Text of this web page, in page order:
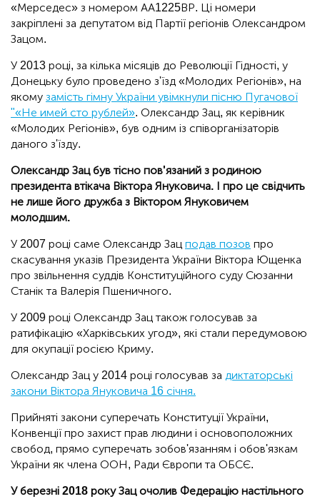
«Мерседес» з номером АА1225ВР. Ці номери
закріплені за депутатом від Партії регіонів Олександром
Зацом.
У 2013 році, за кілька місяців до Революції Гідності, у
Донецьку було проведено з'їзд «Молодих Регіонів», на
якому замість гімну України увімкнули пісню Пугачової
"«Не имей сто рублей». Олександр Зац, як керівник
«Молодих Регіонів», був одним із співорганізаторів
даного з'їзду.
Олександр Зац був тісно пов'язаний з родиною
президента втікача Віктора Януковича. І про це свідчить
не лише його дружба з Віктором Януковичем
молодшим.
У 2007 році саме Олександр Зац подав позов про
скасування указів Президента України Віктора Ющенка
про звільнення суддів Конституційного суду Сюзанни
Станік та Валерія Пшеничного.
У 2009 році Олександр Зац також голосував за
ратифікацію «Харківських угод», які стали передумовою
для окупації росією Криму.
Олександр Зац у 2014 році голосував за диктаторські
закони Віктора Януковича 16 січня.
Прийняті закони суперечать Конституції України,
Конвенції про захист прав людини і основоположних
свобод, прямо суперечать зобов'язанням і обов'язкам
України як члена ООН, Ради Європи та ОБСЄ.
У березні 2018 року Зац очолив Федерацію настільного